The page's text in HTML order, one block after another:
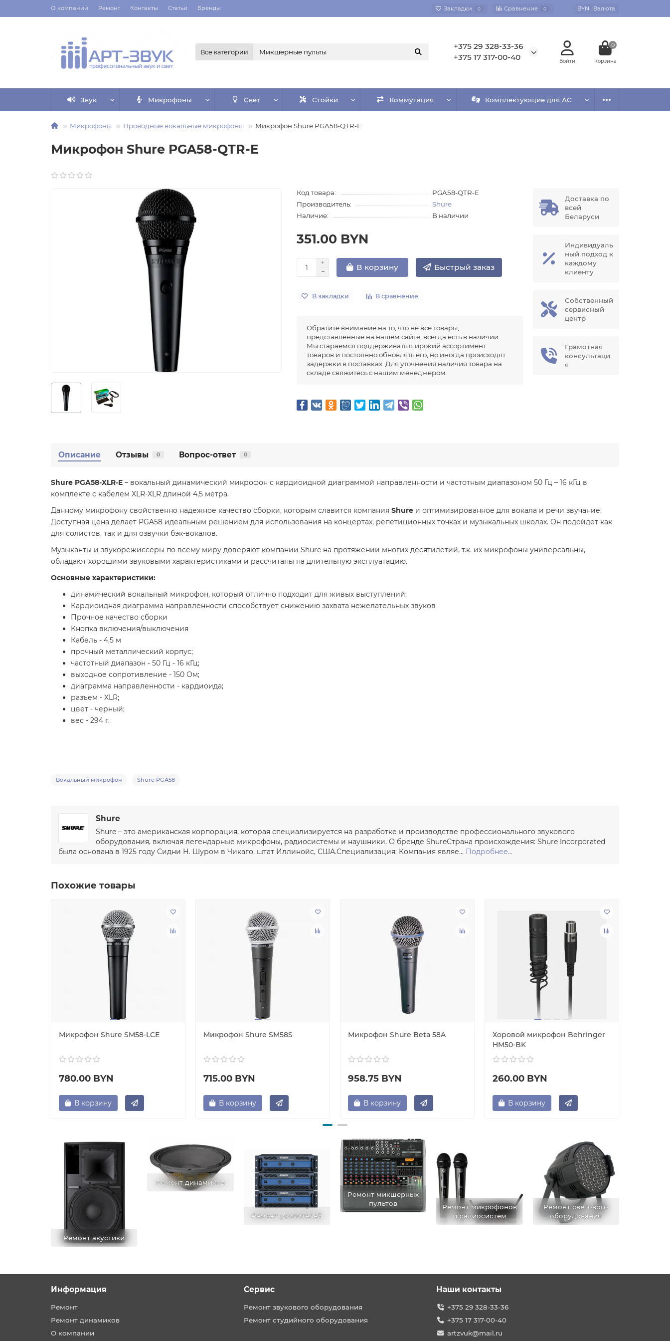
О компании Ремонт Контакты Статьи Бренды Закладки 0 Сравнение 0 BYN Валюта
Все категории
+375 29 328-33-36
+375 17 317-00-40
0
Звук Микрофоны Свет Стойки Коммутация Комплектующие для АС
Микрофоны Проводные вокальные микрофоны Микрофон Shure PGA58-QTR-E
Микрофон Shure PGA58-QTR-E
Код товара:
PGA58-QTR-E
Производитель:
Shure
Наличие:
В наличии
351.00 BYN
В корзину Быстрый заказ
В закладки В сравнение
Обратите внимание на то, что не все товары,
представленные на нашем сайте, всегда есть в наличии.
Мы стараемся поддерживать широкий ассортимент
товаров и постоянно обновлять его, но иногда происходят
задержки в поставках. Для уточнения наличия товара на
складе свяжитесь с нашим менеджером.
Доставка по
всей
Беларуси
Индивидуаль
ный подход к
каждому
клиенту
Собственный
сервисный
центр
Грамотная
консультаци
я
Описание Отзывы 0 Вопрос-ответ 0
Shure PGA58-XLR-E – вокальный динамический микрофон с кардиоидной диаграммой направленности и частотным диапазоном 50 Гц – 16 кГц в
комплекте с кабелем XLR-XLR длиной 4,5 метра.
Данному микрофону свойственно надежное качество сборки, которым славится компания Shure и оптимизированное для вокала и речи звучание.
Доступная цена делает PGA58 идеальным решением для использования на концертах, репетиционных точках и музыкальных школах. Он подойдет как
для солистов, так и для озвучки бэк-вокалов.
Музыканты и звукорежиссеры по всему миру доверяют компании Shure на протяжении многих десятилетий, т.к. их микрофоны универсальны,
обладают хорошими звуковыми характеристиками и рассчитаны на длительную эксплуатацию.
Основные характеристики:
динамический вокальный микрофон, который отлично подходит для живых выступлений;
Кардиоидная диаграмма направленности способствует снижению захвата нежелательных звуков
Прочное качество сборки
Кнопка включения/выключения
Кабель - 4,5 м
прочный металлический корпус;
частотный диапазон - 50 Гц - 16 кГц;
выходное сопротивление - 150 Ом;
диаграмма направленности - кардиоида;
разъем - XLR;
цвет - черный;
вес - 294 г.
Вокальный микрофон Shure PGA58
Shure
Shure – это американская корпорация, которая специализируется на разработке и производстве профессионального звукового
оборудования, включая легендарные микрофоны, радиосистемы и наушники. О бренде ShureСтрана происхождения: Shure Incorporated
была основана в 1925 году Сидни Н. Шуром в Чикаго, штат Иллинойс, США.Специализация: Компания являе... Подробнее...
Похожие товары
Микрофон Shure SM58-LCE
780.00 BYN
В корзину
Микрофон Shure SM58S
715.00 BYN
В корзину
Микрофон Shure Beta 58A
958.75 BYN
В корзину
Хоровой микрофон Behringer
HM50-BK
260.00 BYN
В корзину
Ремонт акустики
Ремонт динамиков
Ремонт усилителей
Ремонт микшерных
пультов
Ремонт микрофонов
и радиосистем
Ремонт светового
оборудования
Информация
Ремонт
Ремонт динамиков
О компании
Сервис
Ремонт звукового оборудования
Ремонт студийного оборудования
Наши контакты
+375 29 328-33-36
+375 17 317-00-40
artzvuk@mail.ru